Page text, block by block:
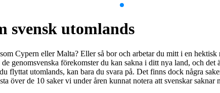
svensk utomlands
Cypern eller Malta? Eller så bor och arbetar du mitt i en
genomsvenska förekomster du kan sakna i ditt nya land, och
flyttat utomlands, kan bara du svara på. Det finns dock några
över de 10 saker vi under åren kunnat notera att svenskar